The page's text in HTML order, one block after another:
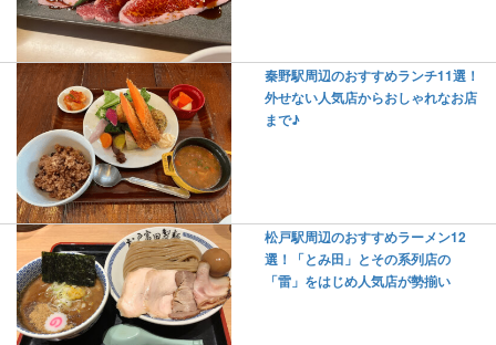
秦野駅周辺のおすすめランチ11選！
外せない人気店からおしゃれなお店
まで♪
松戸駅周辺のおすすめラーメン12
選！「とみ田」とその系列店の
「雷」をはじめ人気店が勢揃い